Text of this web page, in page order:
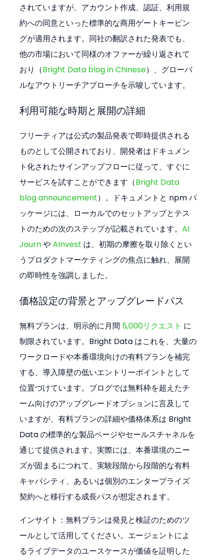
されていますが、アカウント作成、認証、利用規
約への同意といった標準的な商用ゲートキーピン
グが適用されます。同社の翻訳された発表でも、
他の市場において同様のオファーが繰り返されて
おり（Bright Data blog in Chinese）、グローバ
ルなアウトリーチアプローチを示唆しています。
利用可能な時期と展開の詳細
フリーティアは公式の製品発表で即時提供される
ものとして公開されており、開発者はドキュメン
ト化されたサインアップフローに従って、すぐに
サービスを試すことができます（Bright Data
blog announcement）。ドキュメントと npm パ
ッケージには、ローカルでのセットアップとテス
トのための次のステップが記載されています。AI
Journ や AInvest は、初期の摩擦を取り除くとい
うプロダクトマーケティングの焦点に触れ、展開
の即時性を強調しました。
価格設定の背景とアップグレードパス
無料プランは、明示的に月間 5,000リクエスト に
制限されています。Bright Data はこれを、大量の
ワークロードや本番環境向けの有料プランを補完
する、導入障壁の低いエントリーポイントとして
位置づけています。ブログでは無料枠を超えたチ
ーム向けのアップグレードオプションに言及して
いますが、有料プランの詳細や価格体系は Bright
Data の標準的な製品ページやセールスチャネルを
通じて提供されます。実際には、本番環境のニー
ズが固まるにつれて、実験段階から段階的な有料
キャパシティ、あるいは個別のエンタープライズ
契約へと移行する成長パスが想定されます。
インサイト：無料プランは発見と検証のためのツ
ールとして活用してください。エージェントによ
るライブデータのユースケースが価値を証明した